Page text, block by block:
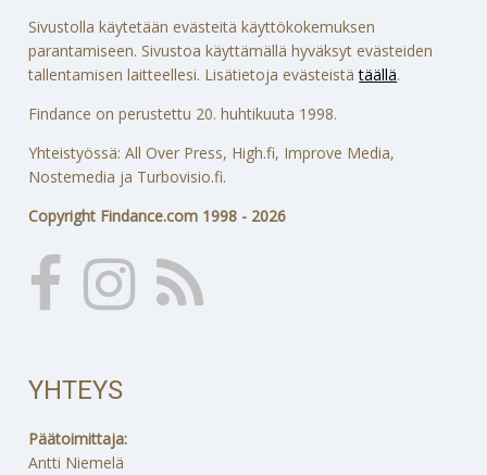
Sivustolla käytetään evästeitä käyttökokemuksen
parantamiseen. Sivustoa käyttämällä hyväksyt evästeiden
tallentamisen laitteellesi. Lisätietoja evästeistätäällä.
Findance on perustettu 20. huhtikuuta 1998.
Yhteistyössä: All Over Press, High.fi, Improve Media,
Nostemedia ja Turbovisio.fi.
Copyright Findance.com 1998 - 2026
YHTEYS
Päätoimittaja:
Antti Niemelä